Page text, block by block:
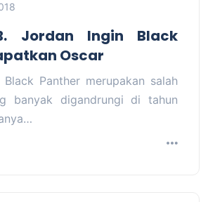
Jordan Ingin Black
Oscar
Black Panther merupakan salah
banyak digandrungi di tahun